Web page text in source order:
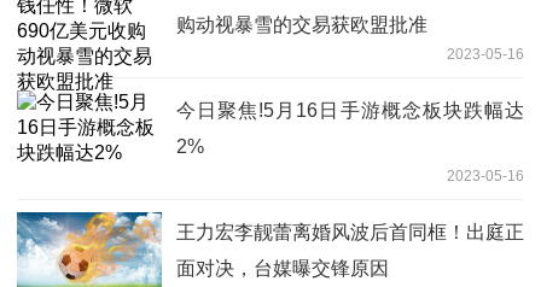
购动视暴雪的交易获欧盟批准
2023-05-16
今日聚焦!5月16日手游概念板块跌幅达
2%
2023-05-16
王力宏李靓蕾离婚风波后首同框！出庭正
面对决，台媒曝交锋原因